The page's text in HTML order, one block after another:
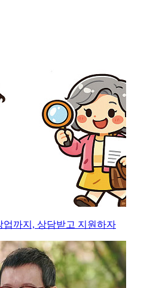
업까지, 상담받고 지원하자